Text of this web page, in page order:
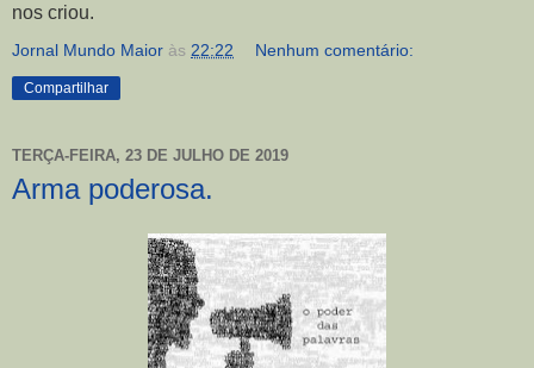
nos criou.
Jornal Mundo Maior às 22:22 Nenhum comentário:
Compartilhar
TERÇA-FEIRA, 23 DE JULHO DE 2019
Arma poderosa.